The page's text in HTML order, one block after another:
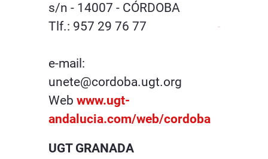
s/n - 14007 - CÓRDOBA
Tlf.: 957 29 76 77
e-mail:
unete@cordoba.ugt.org
Web www.ugt-
andalucia.com/web/cordoba
UGT GRANADA